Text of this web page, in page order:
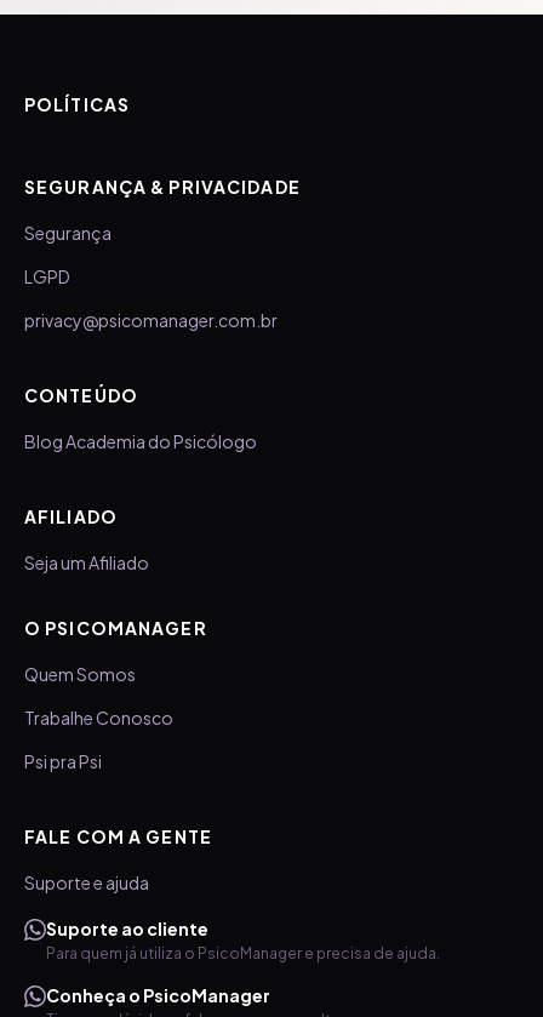
POLÍTICAS
SEGURANÇA & PRIVACIDADE
Segurança
LGPD
privacy@psicomanager.com.br
CONTEÚDO
Blog Academia do Psicólogo
AFILIADO
Seja um Afiliado
O PSICOMANAGER
Quem Somos
Trabalhe Conosco
Psi pra Psi
FALE COM A GENTE
Suporte e ajuda
Suporte ao cliente
Para quem já utiliza o PsicoManager e precisa de ajuda.
Conheça o PsicoManager